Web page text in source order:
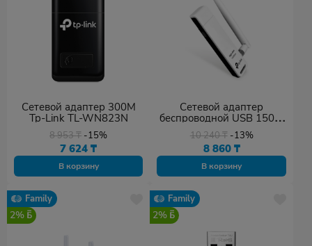
Сетевой адаптер 300M
Tp-Link TL-WN823N
8 953₸ -15%
7 624₸
В корзину
Сетевой адаптер
беспроводной USB 150M
Tp-Link TL-WN722N
10 240₸ -13%
8 860 ₸
В корзину
Family
2%
Family
2%